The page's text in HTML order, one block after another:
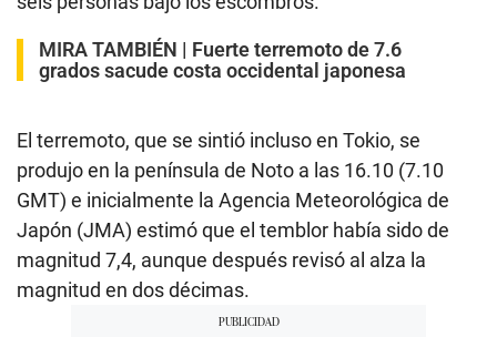
MIRA TAMBIÉN | Fuerte terremoto de 7.6
grados sacude costa occidental japonesa
El terremoto, que se sintió incluso en Tokio, se
produjo en la península de Noto a las 16.10 (7.10
GMT) e inicialmente la Agencia Meteorológica de
Japón (JMA) estimó que el temblor había sido de
magnitud 7,4, aunque después revisó al alza la
magnitud en dos décimas.